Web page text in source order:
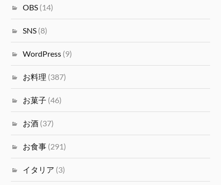
OBS (14)
SNS (8)
WordPress (9)
お料理 (387)
お菓子 (46)
お酒 (37)
お食事 (291)
イタリア (3)